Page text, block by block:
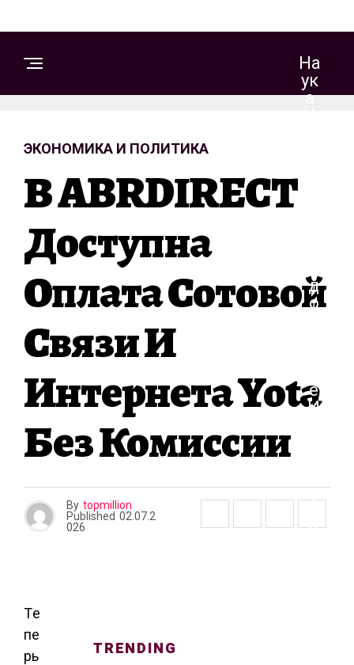
На
Ук
А
Д
О
Е
И
О
А
ЭКОНОМИКА И ПОЛИТИКА
В ABRDIRECT
Доступна
Оплата Сотовой
Связи И
Интернета Yota
Без Комиссии
By topmillion
Published 02.07.2
026
Тe
пe
рь
TRENDING